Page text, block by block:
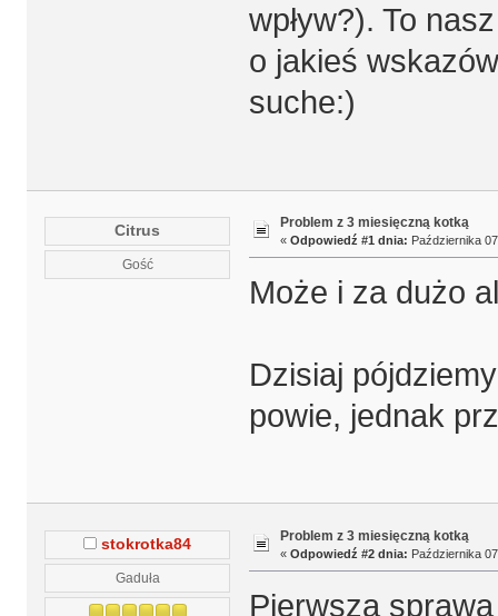
wpływ?). To
o jakieś
suche:)
Citrus
Gość
Problem z 3 miesięczną kotką
« Odpowiedź #1 dnia: Października
Może i za dużo
Dzisiaj
powie, jednak
stokrotka84
Gaduła
Problem z 3 miesięczną kotką
« Odpowiedź #2 dnia: Października
Pierwsza